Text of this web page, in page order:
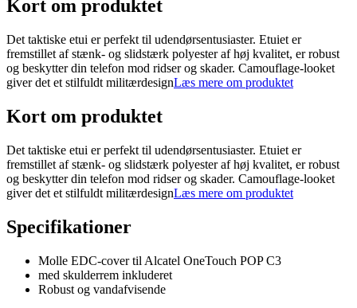
Kort om produktet
Det taktiske etui er perfekt til udendørsentusiaster. Etuiet er
fremstillet af stænk- og slidstærk polyester af høj kvalitet, er robust
og beskytter din telefon mod ridser og skader. Camouflage-looket
giver det et stilfuldt militærdesignLæs mere om produktet
Kort om produktet
Det taktiske etui er perfekt til udendørsentusiaster. Etuiet er
fremstillet af stænk- og slidstærk polyester af høj kvalitet, er robust
og beskytter din telefon mod ridser og skader. Camouflage-looket
giver det et stilfuldt militærdesignLæs mere om produktet
Specifikationer
Molle EDC-cover til Alcatel OneTouch POP C3
med skulderrem inkluderet
Robust og vandafvisende